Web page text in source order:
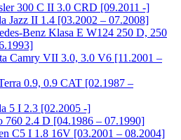
300 C II 3.0 CRD [09.2011 -]
Jazz II 1.4 [03.2002 – 07.2008]
Benz Klasa E W124 250 D, 250
Camry VII 3.0, 3.0 V6 [11.2001 –
0.9, 0.9 CAT [02.1987 –
5 I 2.3 [02.2005 -]
760 2.4 D [04.1986 – 07.1990]
C5 I 1.8 16V [03.2001 – 08.2004]